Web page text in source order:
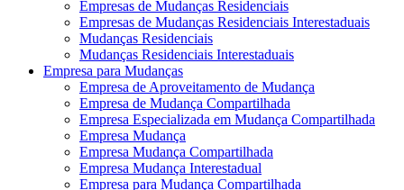
Empresas de Mudanças Residenciais
Empresas de Mudanças Residenciais Interestaduais
Mudanças Residenciais
Mudanças Residenciais Interestaduais
Empresa para Mudanças
Empresa de Aproveitamento de Mudança
Empresa de Mudança Compartilhada
Empresa Especializada em Mudança Compartilhada
Empresa Mudança
Empresa Mudança Compartilhada
Empresa Mudança Interestadual
Empresa para Mudança Compartilhada